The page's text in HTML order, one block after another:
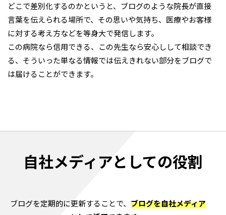
どこで差別化するのかというと、ブログのような院長が直接
言葉を伝えられる場所で、その思いや気持ち、医療やお客様
に対する考え方などを等身大で発信します。
この病院なら信用できる、この先生なら安心しして相談でき
る、そういった単なる情報では伝えきれない部分をブログで
は届けることができます。
自社メディアとしての役割
ブログを定期的に更新することで、 ブログを自社メディア